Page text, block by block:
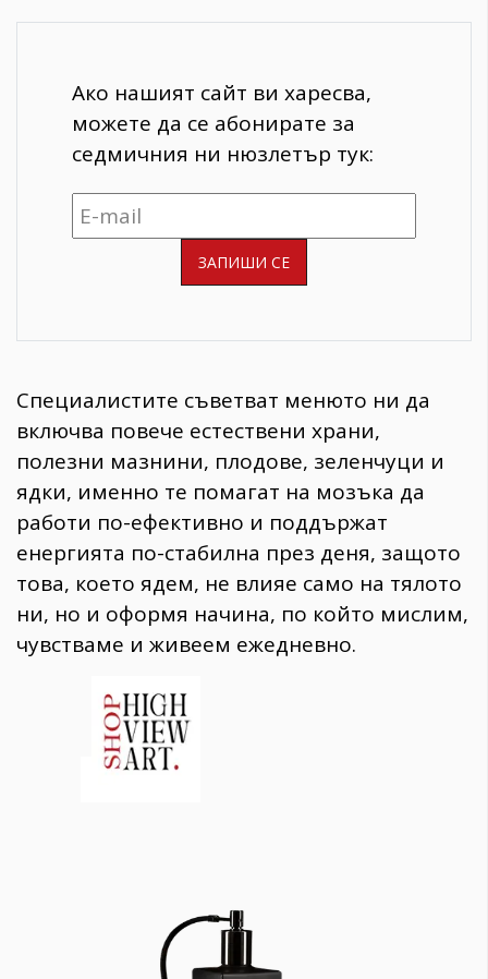
Ако нашият сайт ви харесва,
можете да се абонирате за
седмичния ни нюзлетър тук:
Специалистите съветват менюто ни да
включва повече естествени храни,
полезни мазнини, плодове, зеленчуци и
ядки, именно те помагат на мозъка да
работи по-ефективно и поддържат
енергията по-стабилна през деня, защото
това, което ядем, не влияе само на тялото
ни, но и оформя начина, по който мислим,
чувстваме и живеем ежедневно.